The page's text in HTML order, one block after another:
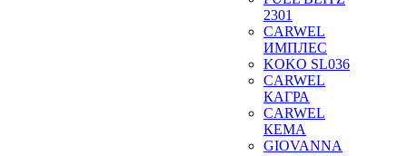
2301
CARWEL
ИМПЛЕС
KOKO SL036
CARWEL
КАГРА
CARWEL
КЕМА
GIOVANNA